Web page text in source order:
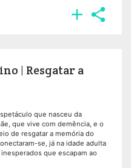
 
| Resgatar a
que nasceu da
que vive com demência, e o
de resgatar a memória do
se, já na idade adulta
que escapam ao